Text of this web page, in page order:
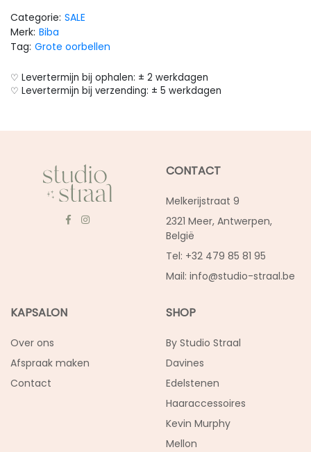
Categorie: SALE
Merk: Biba
Tag: Grote oorbellen
♡ Levertermijn bij ophalen: ± 2 werkdagen
♡ Levertermijn bij verzending: ± 5 werkdagen
CONTACT
Melkerijstraat 9
2321 Meer, Antwerpen,
België
Tel: +32 479 85 81 95
Mail: info@studio-straal.be
KAPSALON
Over ons
Afspraak maken
Contact
SHOP
By Studio Straal
Davines
Edelstenen
Haaraccessoires
Kevin Murphy
Mellon